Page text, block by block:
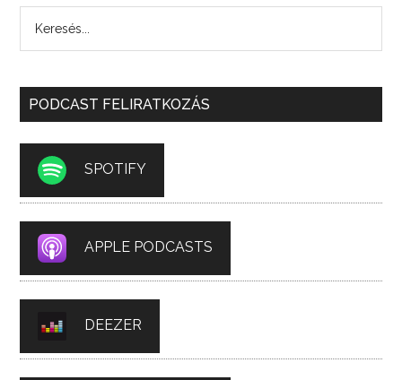
PODCAST FELIRATKOZÁS
SPOTIFY
APPLE PODCASTS
DEEZER